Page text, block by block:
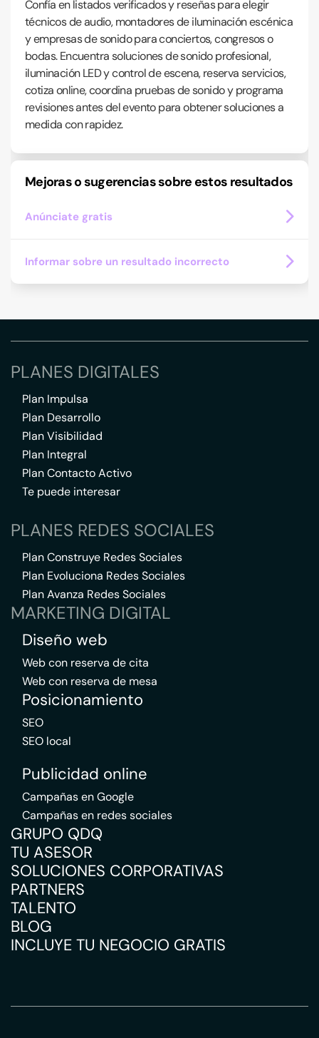
Confía en listados verificados y reseñas para elegir
técnicos de audio, montadores de iluminación escénica
y empresas de sonido para conciertos, congresos o
bodas. Encuentra soluciones de sonido profesional,
iluminación LED y control de escena, reserva servicios,
cotiza online, coordina pruebas de sonido y programa
revisiones antes del evento para obtener soluciones a
medida con rapidez.
Mejoras o sugerencias sobre estos resultados
Anúnciate gratis
Informar sobre un resultado incorrecto
PLANES DIGITALES
Plan Impulsa
Plan Desarrollo
Plan Visibilidad
Plan Integral
Plan Contacto Activo
Te puede interesar
PLANES REDES SOCIALES
Plan Construye Redes Sociales
Plan Evoluciona Redes Sociales
Plan Avanza Redes Sociales
MARKETING DIGITAL
Diseño web
Web con reserva de cita
Web con reserva de mesa
Posicionamiento
SEO
SEO local
Publicidad online
Campañas en Google
Campañas en redes sociales
GRUPO QDQ
TU ASESOR
SOLUCIONES CORPORATIVAS
PARTNERS
TALENTO
BLOG
INCLUYE TU NEGOCIO GRATIS